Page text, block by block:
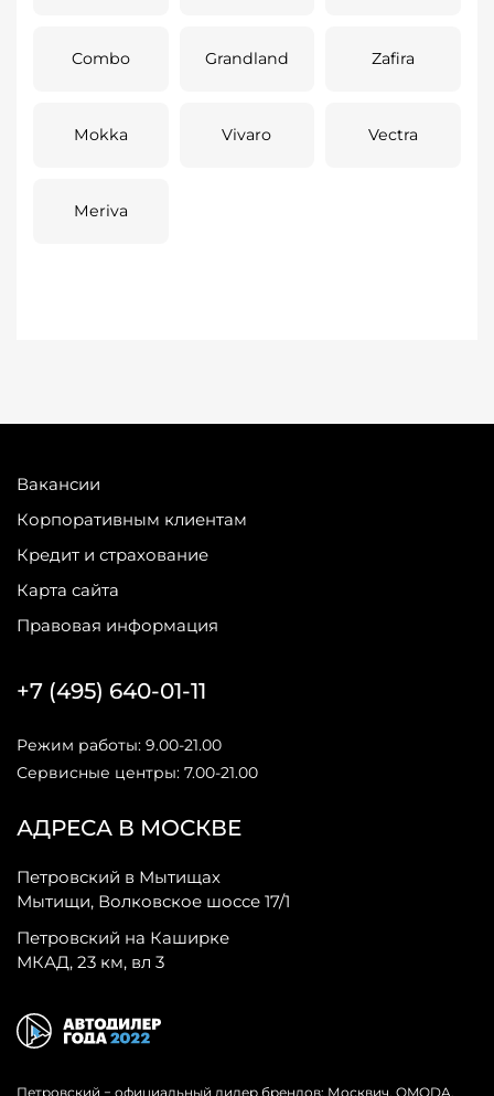
Combo Grandland Zafira
Mokka Vivaro Vectra
Meriva
Вакансии
Корпоративным клиентам
Кредит и страхование
Карта сайта
Правовая информация
АДРЕСА В МОСКВЕ
Петровский в Мытищах
Мытищи, Волковское шоссе 17/1
Петровский на Каширке
МКАД, 23 км, вл 3
+7 (495) 640-01-11
Режим работы: 9.00-21.00
Сервисные центры: 7.00-21.00
Петровский − официальный дилер брендов: Москвич, OMODA,